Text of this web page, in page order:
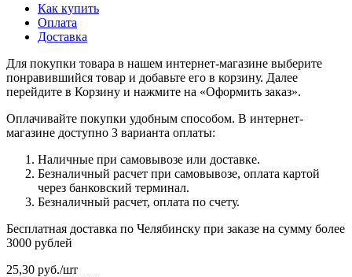
Как купить
Оплата
Доставка
Для покупки товара в нашем интернет-магазине выберите
понравившийся товар и добавьте его в корзину. Далее
перейдите в Корзину и нажмите на «Оформить заказ».
Оплачивайте покупки удобным способом. В интернет-
магазине доступно 3 варианта оплаты:
Наличные при самовывозе или доставке.
Безналичный расчет при самовывозе, оплата картой
через банковский терминал.
Безналичный расчет, оплата по счету.
Бесплатная доставка по Челябинску при заказе на сумму более
3000 рублей
25,30 руб./шт